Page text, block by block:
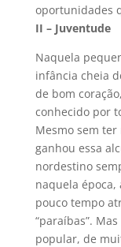
oportunidades
II – Juventude
Naquela
infância cheia
de bom
conhecido por
Mesmo sem
ganhou essa
nordestino
naquela época,
pouco tempo
“paraíbas”.
popular, de